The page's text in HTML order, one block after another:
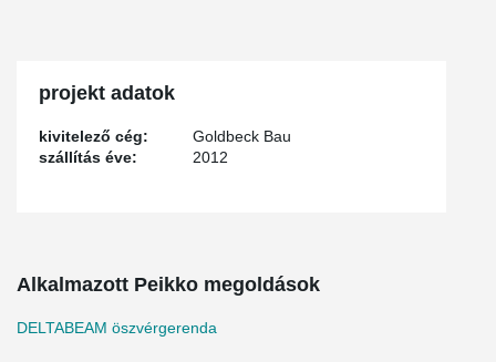
projekt adatok
kivitelező cég:
Goldbeck Bau
szállítás éve:
2012
Alkalmazott Peikko megoldások
DELTABEAM öszvérgerenda